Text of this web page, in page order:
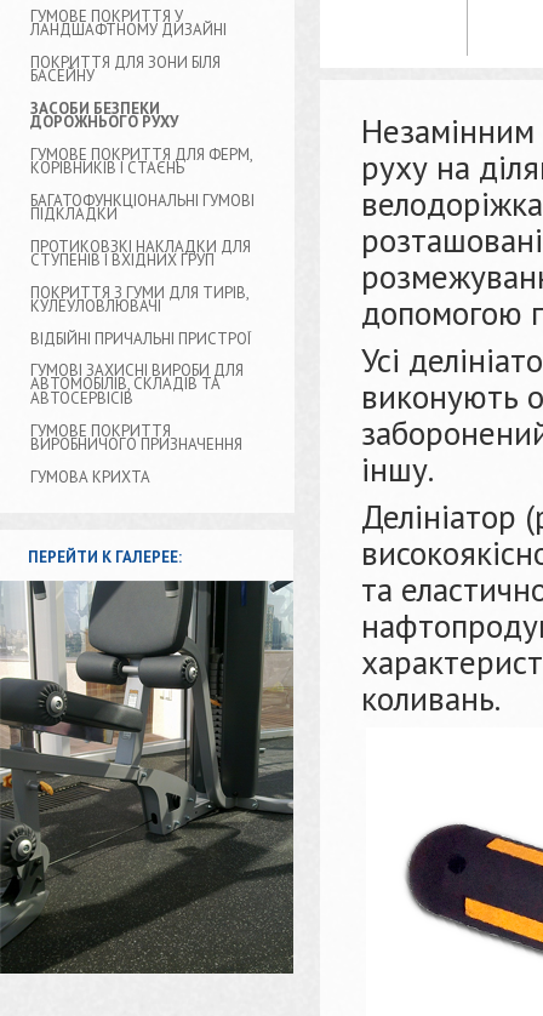
ГУМОВЕ ПОКРИТТЯ У
ЛАНДШАФТНОМУ ДИЗАЙНІ
ПОКРИТТЯ ДЛЯ ЗОНИ БІЛЯ
БАСЕЙНУ
ЗАСОБИ БЕЗПЕКИ
ДОРОЖНЬОГО РУХУ
ГУМОВЕ ПОКРИТТЯ ДЛЯ ФЕРМ,
КОРІВНИКІВ І СТАЄНЬ
БАГАТОФУНКЦІОНАЛЬНІ ГУМОВІ
ПІДКЛАДКИ
ПРОТИКОВЗКІ НАКЛАДКИ ДЛЯ
СТУПЕНІВ І ВХІДНИХ ГРУП
ПОКРИТТЯ З ГУМИ ДЛЯ ТИРІВ,
КУЛЕУЛОВЛЮВАЧІ
ВІДБІЙНІ ПРИЧАЛЬНІ ПРИСТРОЇ
ГУМОВІ ЗАХИСНІ ВИРОБИ ДЛЯ
АВТОМОБІЛІВ, СКЛАДІВ ТА
АВТОСЕРВІСІВ
ГУМОВЕ ПОКРИТТЯ
ВИРОБНИЧОГО ПРИЗНАЧЕННЯ
ГУМОВА КРИХТА
ПЕРЕЙТИ К ГАЛЕРЕЕ:
Незамінним
руху на
допомогою
Усі
виконують
іншу.
Делініатор
та
коливань.